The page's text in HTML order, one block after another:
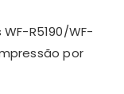
R5190/WF-
por